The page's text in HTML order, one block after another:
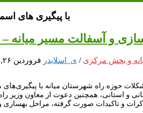
با پیگیری های
و آسفالت مسیر میانه –
و بخش مرکزی / ی_اسلایدر فروردین ۲۶, ۱۴۰۰
حوزه راه شهرستان میانه با
و استانی، همچنین دعوت از معاون